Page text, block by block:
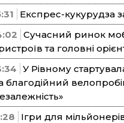
Експрес-кукурудза
Сучасний ринок
та головні
У Рівному
благодійний
Ігри для